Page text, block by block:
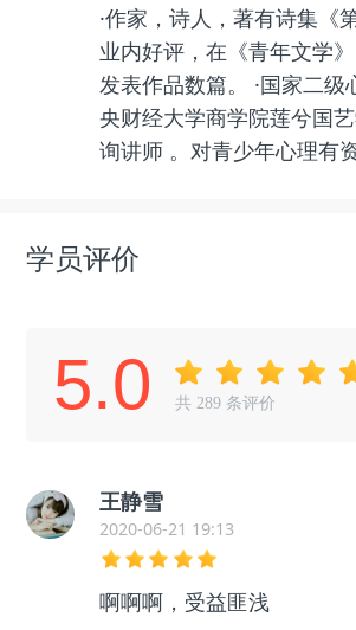
·作家，诗人，著有诗集《
业内好评，在《青年文学
发表作品数篇。 ·国家二级
央财经大学商学院莲兮国
询讲师 。对青少年心理有
学员评价
5.0 共 289 条评价
王静雪
2020-06-21 19:13
啊啊啊，受益匪浅